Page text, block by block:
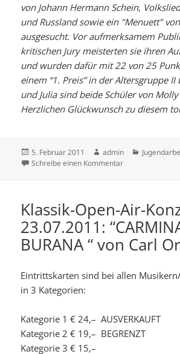
von Johann Hermann Schein,
und Russland sowie ein "Menuett" von
ausgesucht. Vor aufmerksamem
kritischen Jury meisterten sie ihren
und wurden dafür mit 22 von 25
einem “1. Preis” in der Altersgruppe II
und Julia sind beide Schüler von
Herzlichen Glückwunsch zu diesem
Veröffentlicht
am
5. Februar 2011 Autor
admin Kategorien
Schreibe einen Kommentarzu 1. Preis bei
Klassik-Open-Air-
23.07.2011:
BURANA “ von Carl
Eintrittskarten sind bei allen
in 3 Kategorien:
Kategorie 1 € 24,– AUSVERKAUFT
Kategorie 2 € 19,– BEGRENZT
Kategorie 3 € 15,–